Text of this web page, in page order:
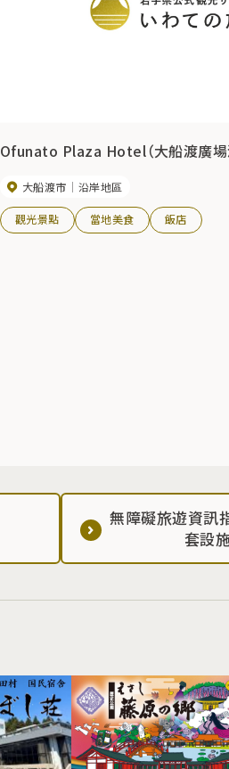
Ofunato Plaza Hotel（大船渡廣場
大船渡市 沿岸地區
觀光景點 當地美食 飯店
無障礙旅遊資訊
套設施